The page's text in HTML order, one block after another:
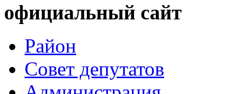
официальный сайт
Район
Совет депутатов